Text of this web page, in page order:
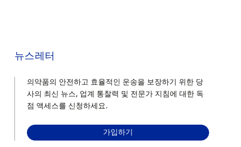
뉴스레터
의약품의 안전하고 효율적인 운송을 보장하기 위한 당
사의 최신 뉴스, 업계 통찰력 및 전문가 지침에 대한 독
점 액세스를 신청하세요.
가입하기